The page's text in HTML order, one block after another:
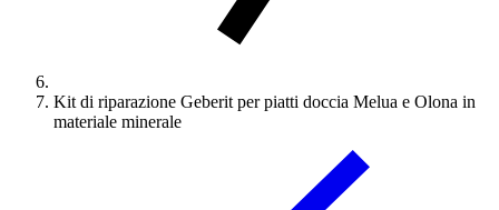
Kit di riparazione Geberit per piatti doccia Melua e Olona in
materiale minerale